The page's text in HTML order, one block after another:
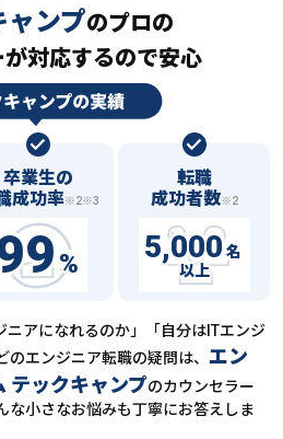
ャンプのプロの
対応するので安心
卒業生の
成功率※2※3
%
転職
成功者数※2
5,000 名
以上
ニアになれるのか」「自分はITエンジ
のエンジニア転職の疑問は、 エン
テックキャンプのカウンセラー
な小さなお悩みも丁寧にお答えしま